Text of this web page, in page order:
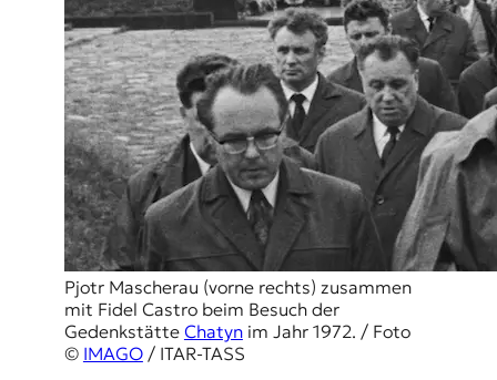
Pjotr Mascherau (vorne rechts) zusammen
mit Fidel Castro beim Besuch der
Gedenkstätte Chatynim Jahr 1972. / Foto
© IMAGO/ ITAR-TASS